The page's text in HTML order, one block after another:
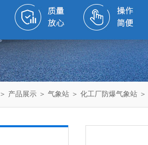
＞ 产品展示 ＞ 气象站 ＞ 化工厂防爆气象站